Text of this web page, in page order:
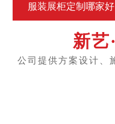
服装展柜定制哪家好